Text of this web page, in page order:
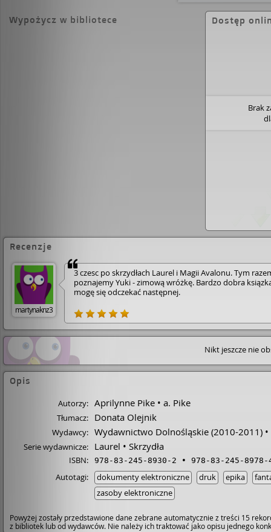
Wypożycz w bibliotece Dostęp
Brak
Recenzje
martynaknz3
3 czesc po skrzydłach Laurel i Magii Avalonu. Tym
poznajemy Yuki - zimową wróżkę. Bardzo dobra
mogę się odczekać następnej.
Nikt jeszcze nie
Opis
Autorzy: Aprilynne Pike a. Pike
Tłumacz: Donata Olejnik
Wydawcy: Wydawnictwo Dolnośląskie (2010-2011)
Serie wydawnicze: Laurel Skrzydła
ISBN: 978-83-245-8930-2 978-83-245-8978-
Autotagi: dokumenty elektroniczne druk epika
zasoby elektroniczne
Powyżej zostały przedstawione dane zebrane automatycznie z treści 15
z bibliotek lub od wydawców. Nie należy ich traktować jako opisu jednego